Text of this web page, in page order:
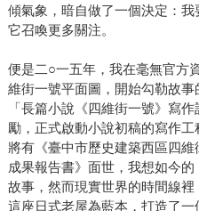
傾氣象，暗自做了一個決定：
它召喚更多關注。
便是二○一五年，我在毫無官方
維街一號平面圖，開始勾勒故
「長篇小說《四維街一號》寫
勵，正式啟動小說初稿的寫作
將有《臺中市歷史建築西區四
成果報告書》面世，我想如今
故事，然而現實世界的時間線裡
這座日式老屋為藍本，打造了